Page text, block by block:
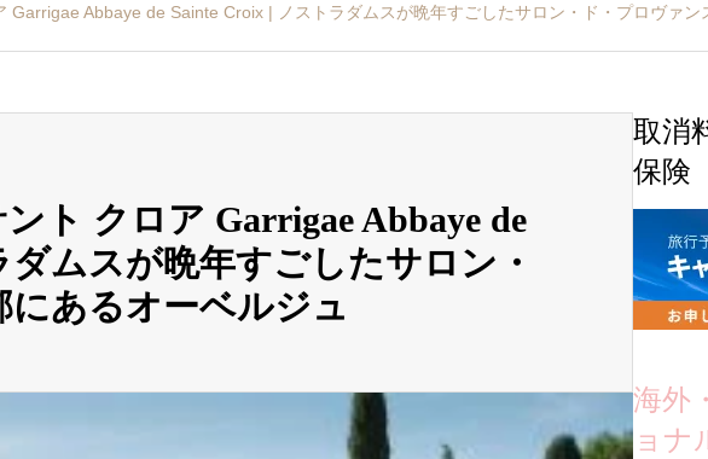
Garrigae Abbaye de Sainte Croix | ノストラダムスが晩年すごしたサロン・ド・プロヴァ
ト クロア Garrigae Abbaye de
ムスが晩年すごしたサロン・
にあるオーベルジュ
取消
保険
海外
ョナ